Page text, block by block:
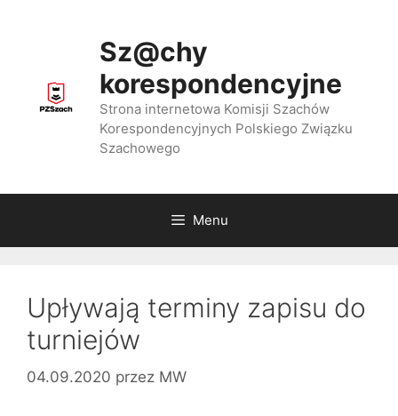
Sz@chy
korespondencyjne
Strona internetowa Komisji Szachów
Korespondencyjnych Polskiego Związku
Szachowego
Menu
Upływają terminy zapisu do
turniejów
04.09.2020 przez MW